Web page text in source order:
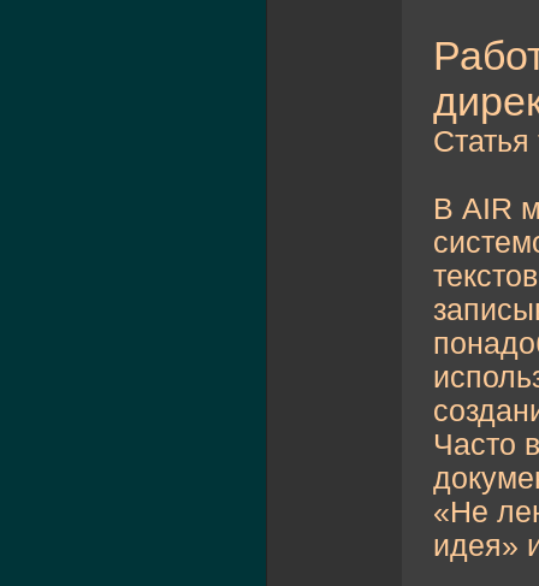
В AIR
Часто
«Не
идея»